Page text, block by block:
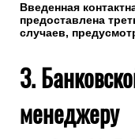
Введенная
предоставлена
случаев,
3.
менеджеру